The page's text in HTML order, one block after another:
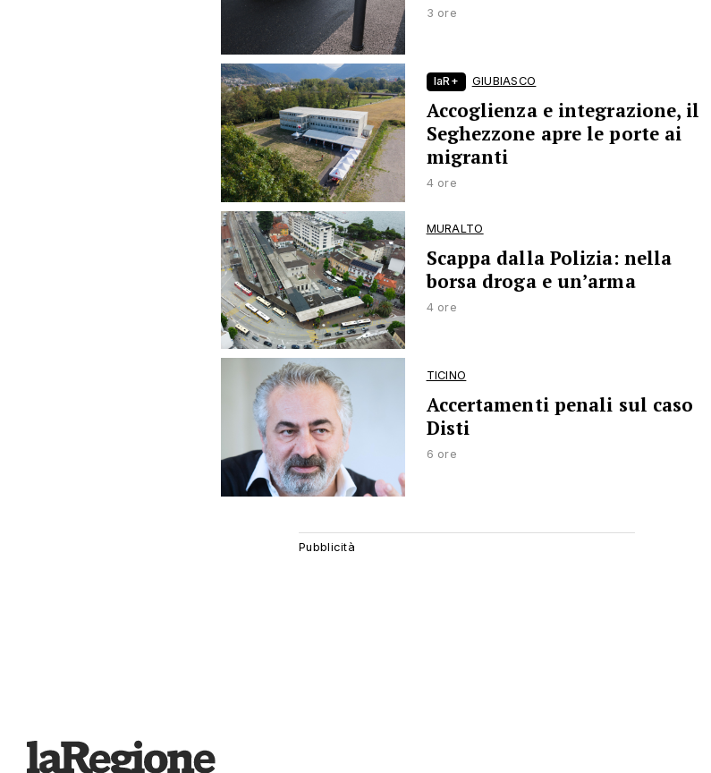
3 ore
laR+ GIUBIASCO
Accoglienza e integrazione, il
Seghezzone apre le porte ai
migranti
4 ore
MURALTO
Scappa dalla Polizia: nella
borsa droga e un’arma
4 ore
TICINO
Accertamenti penali sul caso
Disti
6 ore